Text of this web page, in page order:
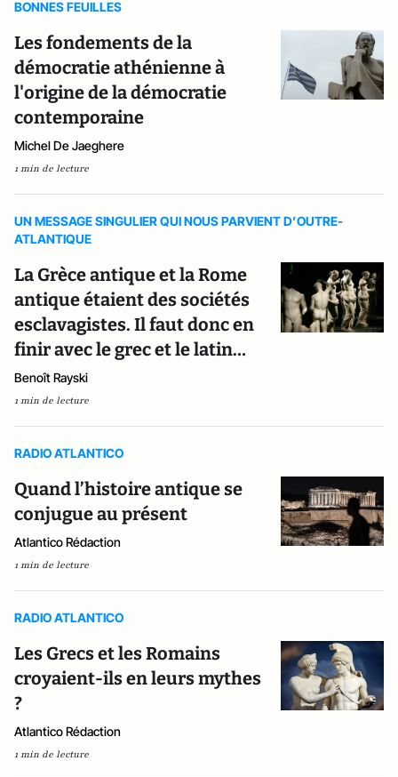
BONNES FEUILLES
Les fondements de la
démocratie athénienne à
l'origine de la démocratie
contemporaine
Michel De Jaeghere
1 min de lecture
UN MESSAGE SINGULIER QUI NOUS PARVIENT D’OUTRE-
ATLANTIQUE
La Grèce antique et la Rome
antique étaient des sociétés
esclavagistes. Il faut donc en
finir avec le grec et le latin…
Benoît Rayski
1 min de lecture
RADIO ATLANTICO
Quand l’histoire antique se
conjugue au présent
Atlantico Rédaction
1 min de lecture
RADIO ATLANTICO
Les Grecs et les Romains
croyaient-ils en leurs mythes
?
Atlantico Rédaction
1 min de lecture